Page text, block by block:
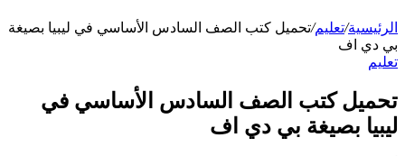
الرئيسية/تعليم/تحميل كتب الصف السادس الأساسي في ليبيا بصيغة
بي دي اف
تعليم
تحميل كتب الصف السادس الأساسي في
ليبيا بصيغة بي دي اف